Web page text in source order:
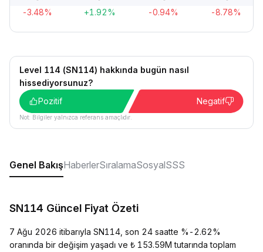
-3.48% +1.92% -0.94% -8.78%
Level 114 (SN114) hakkında bugün nasıl
hissediyorsunuz?
Pozitif
Negatif
Not: Bilgiler yalnızca referans amaçlıdır.
Genel BakışHaberlerSıralamaSosyalSSS
SN114 Güncel Fiyat Özeti
7 Ağu 2026 itibarıyla SN114, son 24 saatte %-2.62%
oranında bir değişim yaşadı ve ₺ 153.59M tutarında toplam